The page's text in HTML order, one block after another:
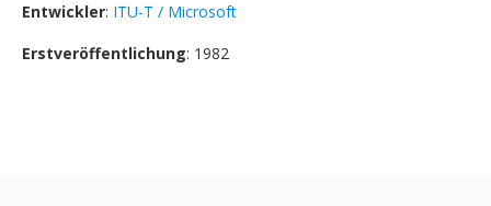
Entwickler: ITU-T / Microsoft
Erstveröffentlichung: 1982